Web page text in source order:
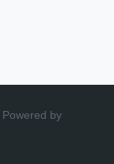
Powered by